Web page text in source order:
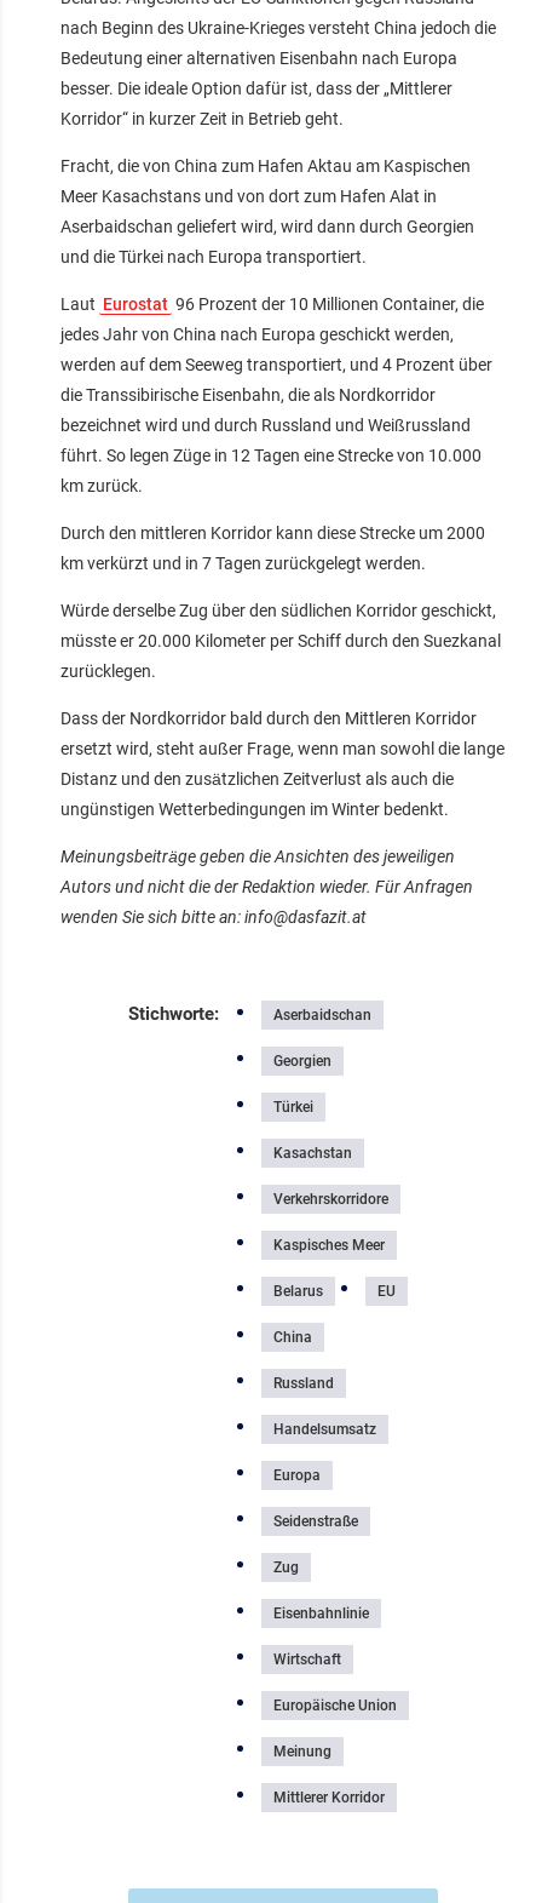
nach Beginn des Ukraine-Krieges versteht China jedoch die
Bedeutung einer alternativen Eisenbahn nach Europa
besser. Die ideale Option dafür ist, dass der „Mittlerer
Korridor“ in kurzer Zeit in Betrieb geht.
Fracht, die von China zum Hafen Aktau am Kaspischen
Meer Kasachstans und von dort zum Hafen Alat in
Aserbaidschan geliefert wird, wird dann durch Georgien
und die Türkei nach Europa transportiert.
Laut Eurostat 96 Prozent der 10 Millionen Container, die
jedes Jahr von China nach Europa geschickt werden,
werden auf dem Seeweg transportiert, und 4 Prozent über
die Transsibirische Eisenbahn, die als Nordkorridor
bezeichnet wird und durch Russland und Weißrussland
führt. So legen Züge in 12 Tagen eine Strecke von 10.000
km zurück.
Durch den mittleren Korridor kann diese Strecke um 2000
km verkürzt und in 7 Tagen zurückgelegt werden.
Würde derselbe Zug über den südlichen Korridor geschickt,
müsste er 20.000 Kilometer per Schiff durch den Suezkanal
zurücklegen.
Dass der Nordkorridor bald durch den Mittleren Korridor
ersetzt wird, steht außer Frage, wenn man sowohl die lange
Distanz und den zusätzlichen Zeitverlust als auch die
ungünstigen Wetterbedingungen im Winter bedenkt.
Meinungsbeiträge geben die Ansichten des jeweiligen
Autors und nicht die der Redaktion wieder. Für Anfragen
wenden Sie sich bitte an:info@dasfazit.at
Stichworte: Aserbaidschan
Georgien
Türkei
Kasachstan
Verkehrskorridore
Kaspisches Meer
Belarus EU
China
Russland
Handelsumsatz
Europa
Seidenstraße
Zug
Eisenbahnlinie
Wirtschaft
Europäische Union
Meinung
Mittlerer Korridor